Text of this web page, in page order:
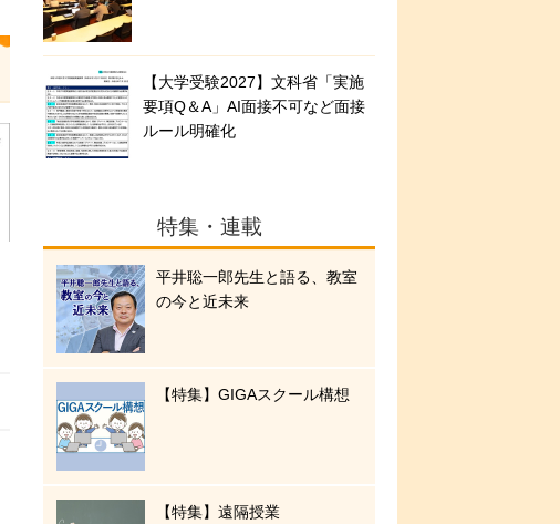
【大学受験2027】文科省「実施
要項Q＆A」AI面接不可など面接
ルール明確化
特集・連載
平井聡一郎先生と語る、教室
の今と近未来
【特集】GIGAスクール構想
【特集】遠隔授業